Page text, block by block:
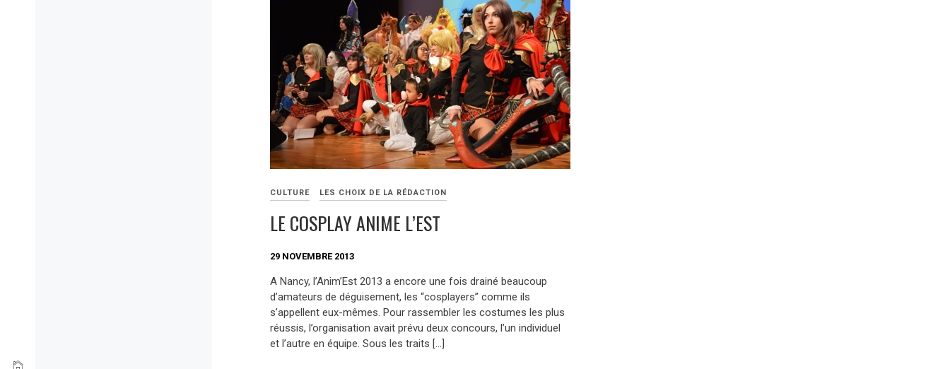
CULTURE LES CHOIX DE LA RÉDACTION
LE COSPLAY ANIME L’EST
29 NOVEMBRE 2013
A Nancy, l’Anim’Est 2013 a encore une fois drainé beaucoup
d’amateurs de déguisement, les “cosplayers” comme ils
s’appellent eux-mêmes. Pour rassembler les costumes les plus
réussis, l’organisation avait prévu deux concours, l’un individuel
et l’autre en équipe. Sous les traits […]